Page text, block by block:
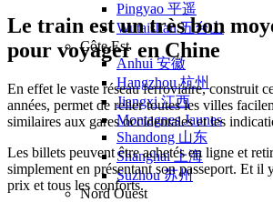
Pingyao 平遥
Wutaishan 五台山
Côte Est
Anhui 安徽
Hangzhou 杭州
Jiangxi 江西
Montagnes Jaunes
Shandong 山东
Shanghai 上海
Suzhou 苏州
Nord Ouest
Le train est un très bon
pour voyager en Chine
En effet le vaste réseau ferroviaire, construit
années, permet de relier toutes les villes
similaires aux gares occidentales et les
Les billets peuvent être achetés en ligne et
simplement en présentant son passeport. Et il
prix et tous les conforts.